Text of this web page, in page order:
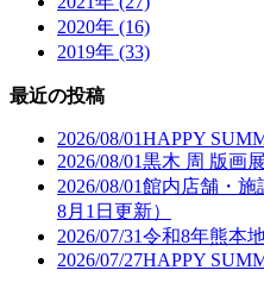
2020年 (16)
2019年 (33)
最近の投稿
2026/08/01HAPPY
2026/08/01黒木 周 版画展
2026/08/01館内店舗・施
8月1日更新）
2026/07/31令和8年熊本
2026/07/27HAPPY